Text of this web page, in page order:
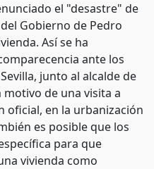
el "desastre" de
Gobierno de Pedro
Así se ha
ante los
junto al alcalde de
motivo de una visita a
oficial, en la urbanización
es posible que los
para que
vivienda como